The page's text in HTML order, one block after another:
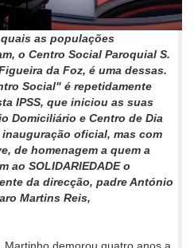
as populações
o Centro Social Paroquial S.
da Foz, é uma dessas.
Social" é repetidamente
IPSS, que iniciou as suas
Domiciliário e Centro de Dia
inauguração oficial, mas com
de homenagem a quem a
ao SOLIDARIEDADE o
da direcção, padre António
Martins Reis,
Martinho demorou quatro anos a